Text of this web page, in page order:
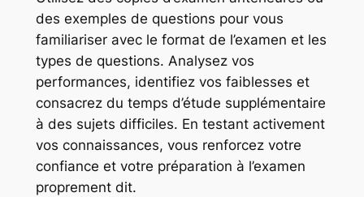
des exemples de questions pour vous
familiariser avec le format de l’examen et les
types de questions. Analysez vos
performances, identifiez vos faiblesses et
consacrez du temps d’étude supplémentaire
à des sujets difficiles. En testant activement
vos connaissances, vous renforcez votre
confiance et votre préparation à l’examen
proprement dit.